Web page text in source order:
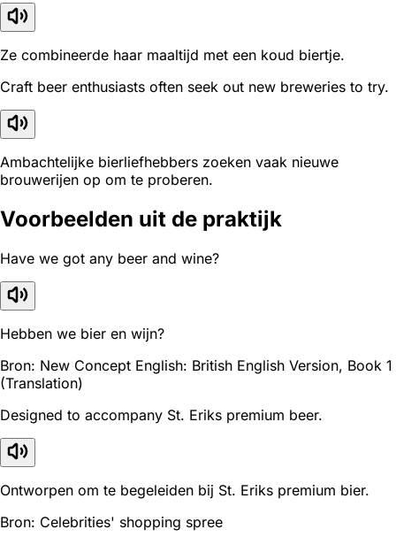
Ze combineerde haar maaltijd met een koud biertje.
Craft beer enthusiasts often seek out new breweries to try.
Ambachtelijke bierliefhebbers zoeken vaak nieuwe
brouwerijen op om te proberen.
Voorbeelden uit de praktijk
Have we got any beer and wine?
Hebben we bier en wijn?
Bron: New Concept English: British English Version, Book 1
(Translation)
Designed to accompany St. Eriks premium beer.
Ontworpen om te begeleiden bij St. Eriks premium bier.
Bron: Celebrities' shopping spree